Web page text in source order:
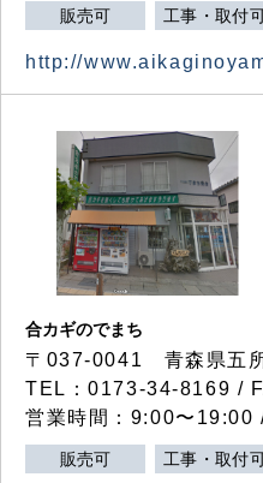
販売可 工事・取付
http://
合カギのでまち
〒037-0041 青森県五
TEL：0173-34-8169 /
営業時間：9:00〜19:00
販売可 工事・取付